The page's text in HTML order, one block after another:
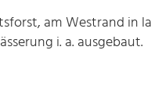
am Westrand
i. a. ausgebaut.